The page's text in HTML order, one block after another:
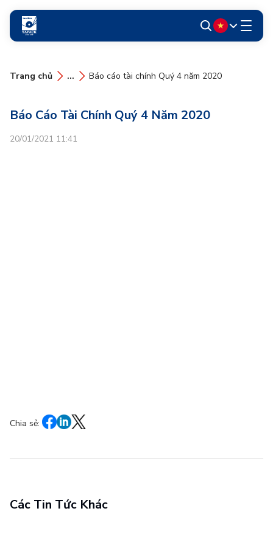
Trang chủ ... Báo cáo tài chính Quý 4 năm 2020
Báo Cáo Tài Chính Quý 4 Năm 2020
20/01/2021 11:41
Chia sẻ:
Các Tin Tức Khác